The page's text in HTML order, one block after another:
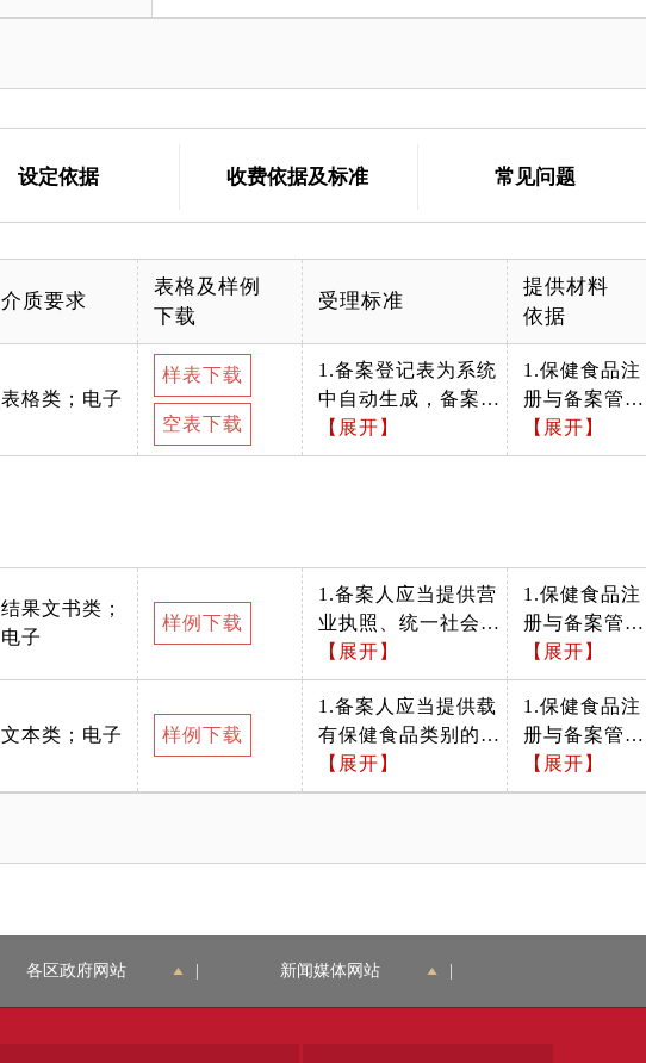
设定依据 收费依据及标准 常见问题
介质要求
表格及样例
下载
受理标准
提供材料
依据
表格类；电子
样表下载
空表下载
1.备案登记表为系统
中自动生成，备案人
打印，法人签字、盖
章后再次上传系统。
应当前后一致。4.需
确认材料是否按照办
事指南中所列格式递
交。
【展开】
1.保健食品注
册与备案管理
办法;2.保健食
品备案工作指
【展开】
结果文书类；
电子
样例下载
1.备案人应当提供营
业执照、统一社会信
用代码/组织机构代码
等符合法律规定的法
人组织证明文件扫描
件。2.需确认材料是
否按照办事指南中所
列格式递交。
【展开】
1.保健食品注
册与备案管理
办法;2.保健食
品备案工作指
南（试行）
【展开】
文本类；电子 样例下载
1.备案人应当提供载
有保健食品类别的生
产许可证明文件扫描
件，原注册人没有载
指南中所列格式递
交。
【展开】
1.保健食品注
册与备案管理
办法;2.保健食
品备案工作指
【展开】
各区政府网站 新闻媒体网站